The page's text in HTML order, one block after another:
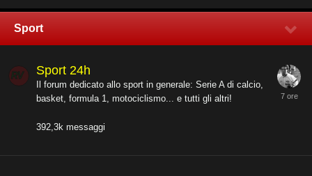
Sport
Sport 24h
Il forum dedicato allo sport in generale: Serie A di calcio,
basket, formula 1, motociclismo... e tutti gli altri!
392,3k messaggi